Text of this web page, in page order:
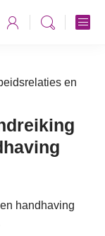
en
handhaving